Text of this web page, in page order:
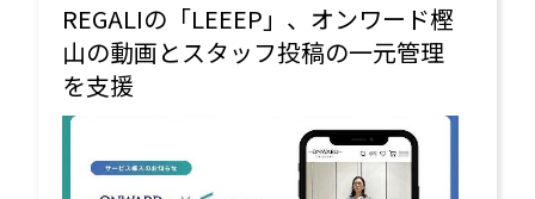
REGALIの「LEEEP」、オンワード樫
山の動画とスタッフ投稿の一元管理
を支援